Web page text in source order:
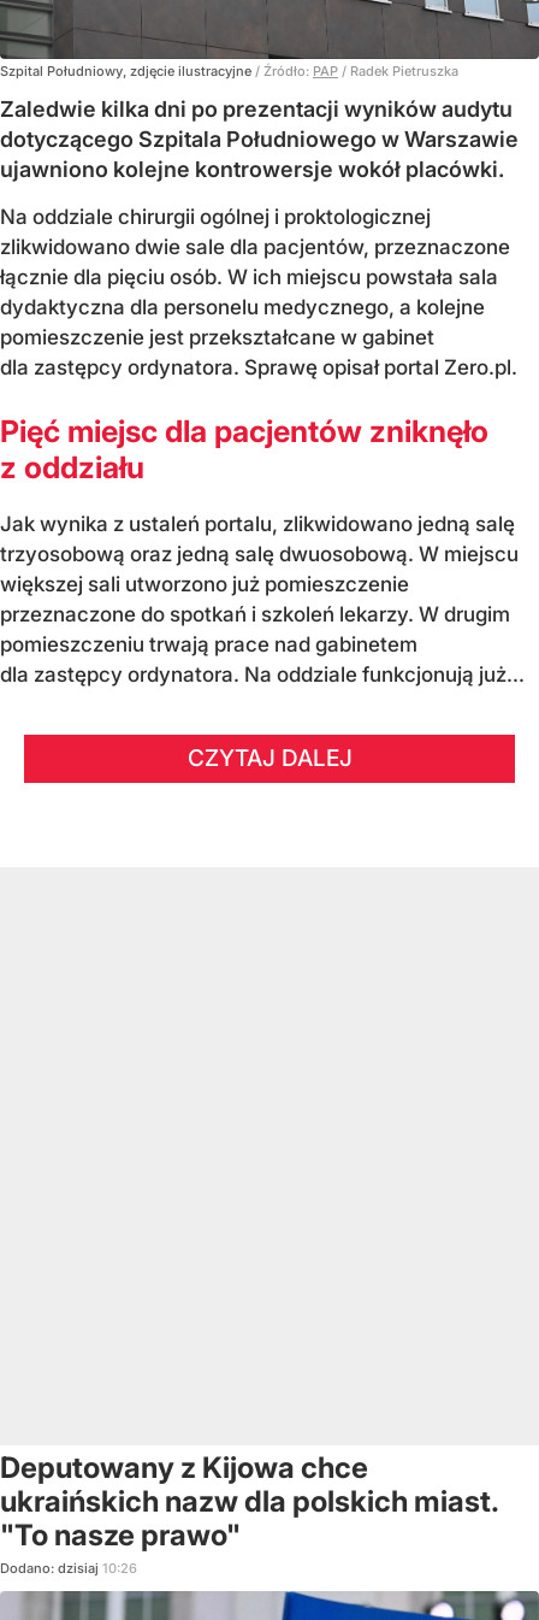
Szpital Południowy, zdjęcie ilustracyjne / Źródło: PAP / Radek Pietruszka
Zaledwie kilka dni po prezentacji wyników audytu
dotyczącego Szpitala Południowego w Warszawie
ujawniono kolejne kontrowersje wokół placówki.
Na oddziale chirurgii ogólnej i proktologicznej
zlikwidowano dwie sale dla pacjentów, przeznaczone
łącznie dla pięciu osób. W ich miejscu powstała sala
dydaktyczna dla personelu medycznego, a kolejne
pomieszczenie jest przekształcane w gabinet
dla zastępcy ordynatora. Sprawę opisał portal Zero.pl.
Pięć miejsc dla pacjentów zniknęło
z oddziału
Jak wynika z ustaleń portalu, zlikwidowano jedną salę
trzyosobową oraz jedną salę dwuosobową. W miejscu
większej sali utworzono już pomieszczenie
przeznaczone do spotkań i szkoleń lekarzy. W drugim
pomieszczeniu trwają prace nad gabinetem
dla zastępcy ordynatora. Na oddziale funkcjonują już...
CZYTAJ DALEJ
Deputowany z Kijowa chce
ukraińskich nazw dla polskich miast.
"To nasze prawo"
Dodano: dzisiaj 10:26